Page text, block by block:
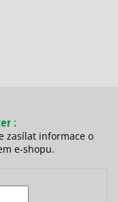
zasílat informace o
e-shopu.